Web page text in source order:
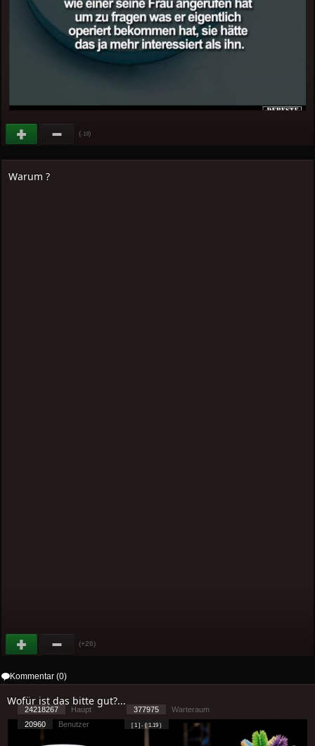
(-19)
Warum ?
(+26)
Kommentar (0)
Wofür ist das bitte gut?...
24218267 Haupt 377975
Warteraum
20960
Benutzer [ 1 ] - ( 1.19 )